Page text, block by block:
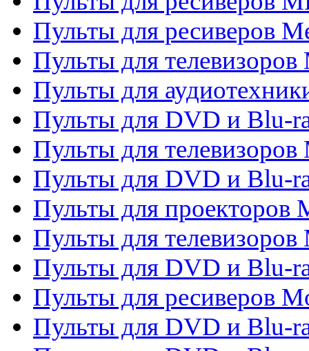
Пульты для ресиверов
Пульты для телевизоров
Пульты для
Пульты для DVD и Blu-
Пульты для
Пульты для DVD и Blu-
Пульты для проекторов
Пульты для
Пульты для DVD и Blu-
Пульты для ресиверов
Пульты для DVD и Blu-